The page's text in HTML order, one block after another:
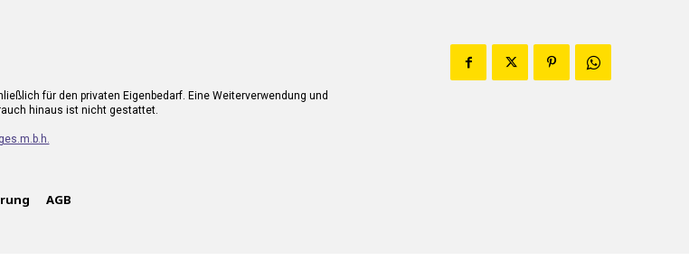
für den privaten Eigenbedarf. Eine Weiterverwendung und
hinaus ist nicht gestattet.
AGB